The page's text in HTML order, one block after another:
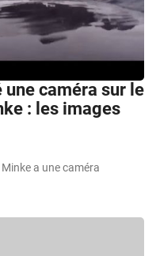
une caméra sur le
: les images
a une caméra